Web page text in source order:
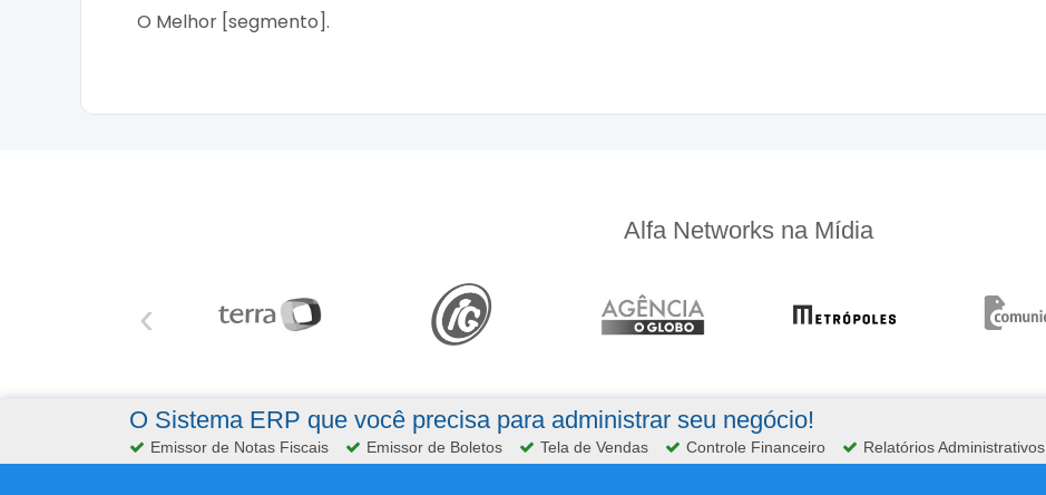
O Melhor [segmento].
Alfa Networks na Mídia
‹
O Sistema ERP que você precisa para administrar seu negócio!
Emissor de Notas Fiscais Emissor de Boletos Tela de Vendas Controle Financeiro Relatórios Administrativos